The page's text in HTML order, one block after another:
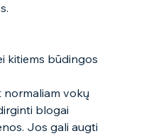
kitiems būdingos
normaliam vokų
blogai
Jos gali augti